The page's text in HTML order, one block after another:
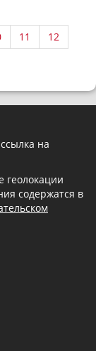
11
12
на
геолокации
содержатся в